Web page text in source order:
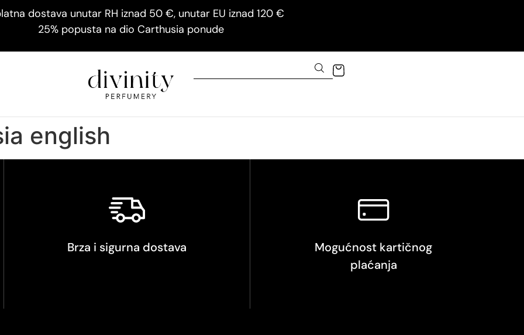
dostava unutar RH iznad 50 €, unutar EU iznad 120 €
25% popusta na dio Carthusia ponude
english
Brza i sigurna dostava
Mogućnost kartičnog
plaćanja